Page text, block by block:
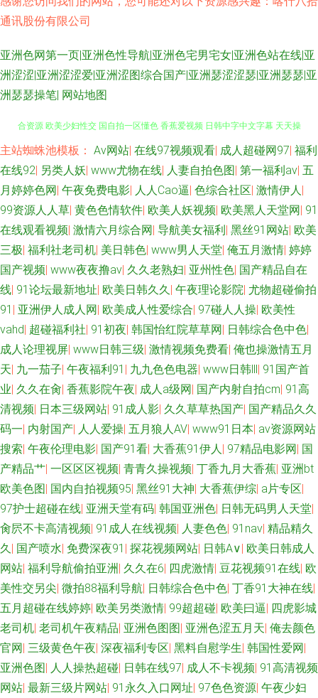
通讯股份有限公司
亚洲色网第一页|亚洲色性导航|亚洲色宅男宅女|亚洲色站在线|亚
洲涩涩|亚洲涩涩爱|亚洲涩图综合国产|亚洲瑟涩涩瑟|亚洲瑟瑟|亚
洲瑟瑟操笔| 网站地图
青青操国产视频 黑人另类AV 九一视频网址 国产精品久久撸 成人网视频 91综
合资源 欧美少妇性交 国自拍一区懂色 香蕉爱视频 日韩中字中文字幕 天天操
新AV地址 日韩中字在线 亚洲爱爱永久网站 做爱91视频 韩国草逼 97成人超
碰 玖玖玖玖情色 av秘密入口 午夜色色片 国产欧美日产精品 操碰视频韩国
91性爱电影 丁香怡红院午夜 日韩色图合集 黑丝后入91 日本丝袜足交 www
四虎 久久香人体 伊人五月天婷婷 超碰在线97观看 91视频免费的 香焦久久福
利院 亚洲涩涩爱 成人久久艹 国内自拍AV一区 日韩精品短片 豆花影视无码黄
色 91在线超碰 国产黑丝91 午夜小电影se 微拍福利导航 老湿AV 大香蕉伊人
大香蕉 久久视频老司机 天天操天天槡丁香 精品不卡视屏 91AV欧美 草莓视频
网站18 激情九九久久 熟女视频一区 综合网中文字幕 豆花社区吃瓜 精品一欧
级片导航 久久精品在线 人人操超 99国精品品 91n福利姬视频 久久伊人大 久
久偷精品 伪娘流出水来 69成人网站 欧美成人福利精品 aaAV成人看片 日本性
爱中文字幕 五月麻豆传媒 日韩专区第一页 日韩性爱青青草 成人自拍网 激情
色色网 超碰福利影院 AV国产做爱 91n一起c 影音先锋欧美 午夜色色影院欧美
主站蜘蛛池模板： Aⅴ网站| 在线97视频观看| 成人超碰网97| 福利
在线92| 另类人妖| www尤物在线| 人妻自拍色图| 第一福利av| 五
月婷婷色网| 午夜免费电影| 人人Cao逼| 色综合社区| 激情伊人|
99资源人人草| 黄色色情软件| 欧美人妖视频| 欧美黑人天堂网| 91
在线观看视频| 激情六月综合网| 导航美女福利| 黑丝91网站| 欧美
三极| 福利社老司机| 美日韩色| www男人天堂| 俺五月激情| 婷婷
国产视频| www夜夜撸av| 久久老熟妇| 亚州性色| 国产精品自在
线| 91论坛最新地址| 欧美日韩久久| 午夜理论影院| 尤物超碰偷拍
91 | 亚洲伊人成人网| 欧美成人性爱综合| 97碰人人操| 欧美性
vahd| 超碰福利社| 91初夜| 韩国怡红院草草网| 日韩综合色中色|
成人论理视屏| www日韩三级| 激情视频免费看| 俺也操激情五月
天| 九一茄子| 午夜福利91 | 九九色色电器| www日韩lll| 91国产首
业| 久久在肏| 香蕉影院午夜| 成人a级网| 国产内射自拍cm| 91高
清视频| 日本三级网站| 91成人影| 久久草草热国产| 国产精品久久
码一| 内射国产| 人人爱操| 五月狼人AV| www91日本| av资源网站
搜索| 午夜伦理电影| 国产91看| 大香蕉91伊人| 97精品电影网| 国
产精品艹| 一区区区视频| 青青久操视频| 丁香九月大香蕉| 亚洲bt
欧美色图| 国内自拍视频95| 黑丝91大神| 大香蕉伊综| a片专区|
97护士超碰在线| 亚洲天堂有码| 韩国亚洲色| 日韩无码男人天堂|
肏屄不卡高清视频| 91成人在线视频| 人妻色色| 91nav| 精品精久
久| 国产喷水| 免费深夜91 | 探花视频网站| 日韩A∨| 欧美日韩成人
网站| 福利导航偷拍亚洲 | 久久在6| 四虎激情| 豆花视频91在线| 欧
美性交另尖| 微拍88福利导航| 日韩综合色中色| 丁香91大神在线|
五月超碰在线婷婷| 欧美另类激情| 99超超碰| 欧美曰逼| 四虎影城
老司机| 老司机午夜精品| 亚洲色图图| 亚洲色涩五月天| 俺去颜色
官网| 三级黄色午夜| 深夜福利专区| 黑料自慰学生| 韩国性爱网|
亚洲色图| 人人操热超碰| 日韩在线97| 成人不卡视频| 91高清视频
网站| 最新三级片网站| 91永久入口网址| 97色色资源| 午夜少妇